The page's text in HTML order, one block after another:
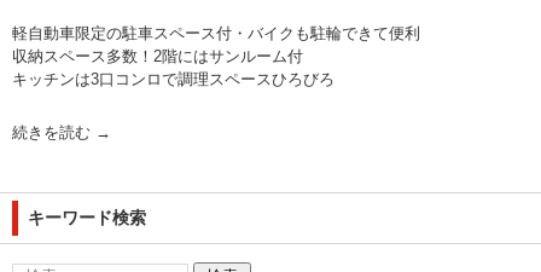
軽自動車限定の駐車スペース付・バイクも駐輪できて便利
収納スペース多数！2階にはサンルーム付
キッチンは3口コンロで調理スペースひろびろ
続きを読む →
キーワード検索